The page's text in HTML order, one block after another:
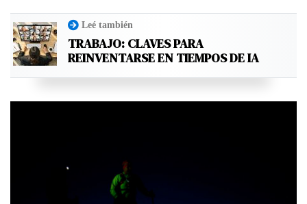
Leé también
TRABAJO: CLAVES PARA
REINVENTARSE EN TIEMPOS DE IA